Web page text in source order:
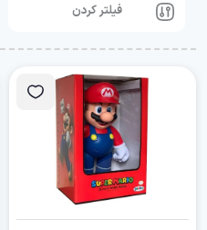
فیلتر کردن